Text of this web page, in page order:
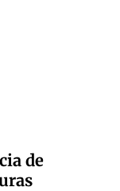
de